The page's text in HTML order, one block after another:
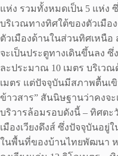
แห่ง รวมทั้งหมดเป็น 5 แห่ง
บริเวณทางทิศใต้ของตัวเมื
ตัวเมืองด้านในส่วนทิศเหนือ
จะเป็นประตูทางเดินขึ้นลง
ละประมาณ 10 เมตร บริเว
เมตร แต่ปัจจุบันมีสภาพตื้นเ
ข้าวสาร” สันนิษฐานว่าคงจ
บริวารล้อมรอบดังนี้ – ทิศตะ
เมืองเวียงดึงส์ ซึ่งปัจจุบันอ
ในพื้นที่ของบ้านไทยพัฒนา ห